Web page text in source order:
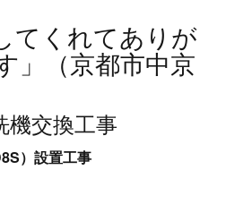
てくれてありが
」（京都市中京
機交換工事
）設置工事